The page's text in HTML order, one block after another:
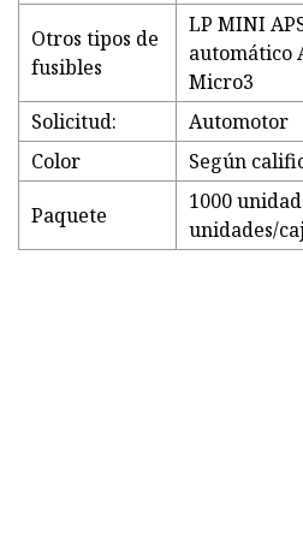
Otros tipos de
fusibles
LP MINI
automático
Micro3
Solicitud:
Automotor
Color
Según
Paquete
1000
unidades/